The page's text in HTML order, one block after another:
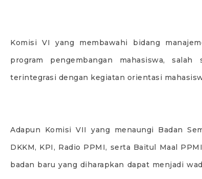
Komisi VI yang membawahi bidang
program pengembangan mahasiswa,
terintegrasi dengan kegiatan orientasi
Adapun Komisi VII yang menaungi Badan
DKKM, KPI, Radio PPMI, serta Baitul Maal
badan baru yang diharapkan dapat menjadi